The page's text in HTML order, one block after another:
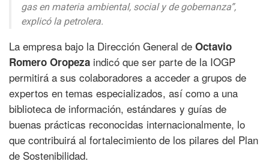
gas en materia ambiental, social y de gobernanza”,
explicó la petrolera.
La empresa bajo la Dirección General de Octavio
Romero Oropeza indicó que ser parte de la IOGP
permitirá a sus colaboradores a acceder a grupos de
expertos en temas especializados, así como a una
biblioteca de información, estándares y guías de
buenas prácticas reconocidas internacionalmente, lo
que contribuirá al fortalecimiento de los pilares del Plan
de Sostenibilidad.